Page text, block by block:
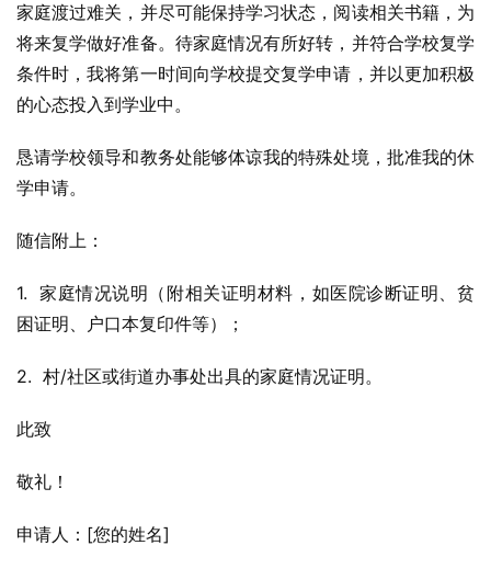
家庭渡过难关，并尽可能保持学习状态，阅读相关书籍，为
将来复学做好准备。待家庭情况有所好转，并符合学校复学
条件时，我将第一时间向学校提交复学申请，并以更加积极
的心态投入到学业中。
恳请学校领导和教务处能够体谅我的特殊处境，批准我的休
学申请。
随信附上：
1.  家庭情况说明（附相关证明材料，如医院诊断证明、贫
困证明、户口本复印件等）；
2.  村/社区或街道办事处出具的家庭情况证明。
此致
敬礼！
申请人：[您的姓名]